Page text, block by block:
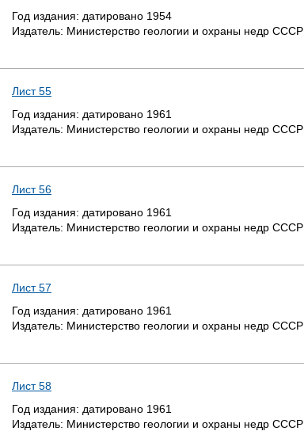
Год издания: датировано 1954
Издатель: Министерство геологии и охраны недр СССР
Лист 55
Год издания: датировано 1961
Издатель: Министерство геологии и охраны недр СССР
Лист 56
Год издания: датировано 1961
Издатель: Министерство геологии и охраны недр СССР
Лист 57
Год издания: датировано 1961
Издатель: Министерство геологии и охраны недр СССР
Лист 58
Год издания: датировано 1961
Издатель: Министерство геологии и охраны недр СССР